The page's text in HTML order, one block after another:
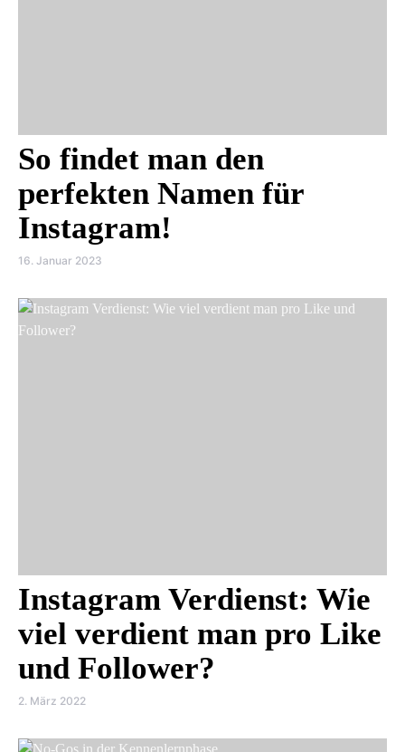
So findet man den
perfekten Namen für
Instagram!
16. Januar 2023
Instagram Verdienst: Wie
viel verdient man pro Like
und Follower?
2. März 2022